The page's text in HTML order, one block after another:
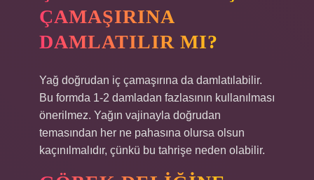
ÇAMAŞIRINA
DAMLATILIR MI?
Yağ doğrudan iç çamaşırına da damlatılabilir.
Bu formda 1-2 damladan fazlasının kullanılması
önerilmez. Yağın vajinayla doğrudan
temasından her ne pahasına olursa olsun
kaçınılmalıdır, çünkü bu tahrişe neden olabilir.